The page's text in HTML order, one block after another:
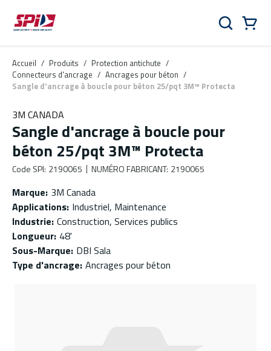
Aller au contenu principal
Skip to menu
Skip to footer
Rechercher
Accueil / Produits / Protection antichute /
Connecteurs d'ancrage / Ancrages pour béton /
Sangle d'ancrage à boucle pour béton 25/pqt 3M™ Protecta
3M CANADA
Sangle d'ancrage à boucle pour
béton 25/pqt 3M™ Protecta
Code SPI: 2190065 NUMÉRO FABRICANT: 2190065
Marque: 3M Canada
Applications: Industriel, Maintenance
Industrie: Construction, Services publics
Longueur: 48'
Sous-Marque: DBI Sala
Type d'ancrage: Ancrages pour béton